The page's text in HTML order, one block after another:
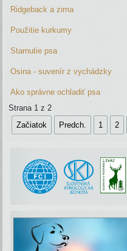
Ridgeback a zima
Použitie kurkumy
Starnutie psa
Osina - suvenír z vychádzky
Ako správne ochladiť psa
Strana 1 z 2
Začiatok
Predch. 1 2